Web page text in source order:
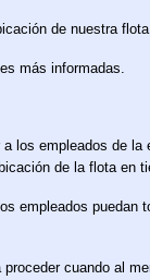
de nuestra
más informadas.
a los empleados de
de la flota en
empleados puedan
cuando al